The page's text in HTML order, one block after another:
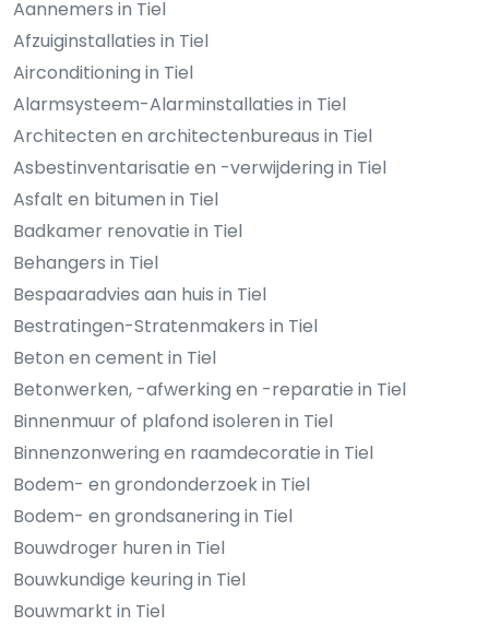
Aannemers in Tiel
Afzuiginstallaties in Tiel
Airconditioning in Tiel
Alarmsysteem-Alarminstallaties in Tiel
Architecten en architectenbureaus in Tiel
Asbestinventarisatie en -verwijdering in Tiel
Asfalt en bitumen in Tiel
Badkamer renovatie in Tiel
Behangers in Tiel
Bespaaradvies aan huis in Tiel
Bestratingen-Stratenmakers in Tiel
Beton en cement in Tiel
Betonwerken, -afwerking en -reparatie in Tiel
Binnenmuur of plafond isoleren in Tiel
Binnenzonwering en raamdecoratie in Tiel
Bodem- en grondonderzoek in Tiel
Bodem- en grondsanering in Tiel
Bouwdroger huren in Tiel
Bouwkundige keuring in Tiel
Bouwmarkt in Tiel